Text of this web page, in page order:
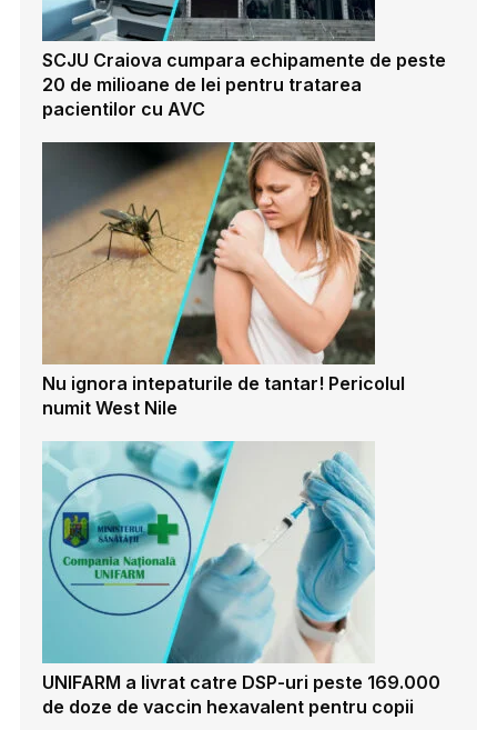
SCJU Craiova cumpara echipamente de peste
20 de milioane de lei pentru tratarea
pacientilor cu AVC
Nu ignora intepaturile de tantar! Pericolul
numit West Nile
UNIFARM a livrat catre DSP-uri peste 169.000
de doze de vaccin hexavalent pentru copii